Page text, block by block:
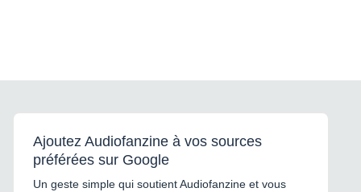
Ajoutez Audiofanzine à vos sources
préférées sur Google
Un geste simple qui soutient Audiofanzine et vous